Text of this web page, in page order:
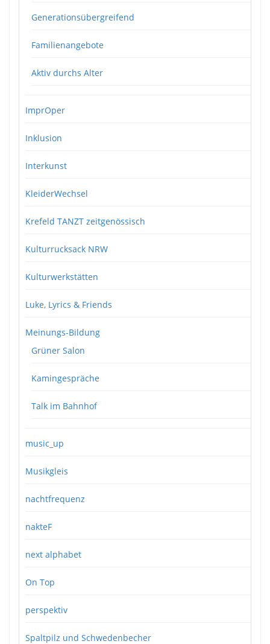
Generationsübergreifend
Familienangebote
Aktiv durchs Alter
ImprOper
Inklusion
Interkunst
KleiderWechsel
Krefeld TANZT zeitgenössisch
Kulturrucksack NRW
Kulturwerkstätten
Luke, Lyrics & Friends
Meinungs-Bildung
Grüner Salon
Kamingespräche
Talk im Bahnhof
music_up
Musikgleis
nachtfrequenz
nakteF
next alphabet
On Top
perspektiv
Spaltpilz und Schwedenbecher